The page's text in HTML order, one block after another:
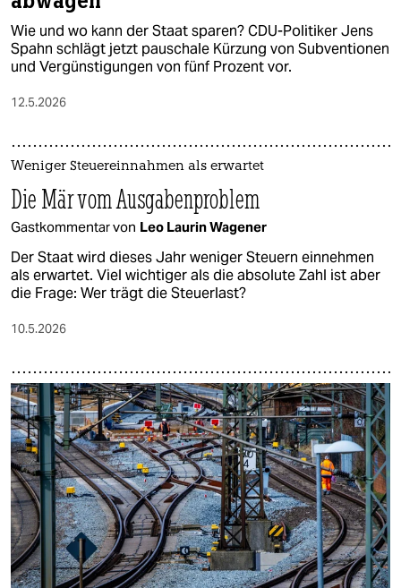
Wie und wo kann der Staat sparen? CDU-Politiker Jens
Spahn schlägt jetzt pauschale Kürzung von Subventionen
und Vergünstigungen von fünf Prozent vor.
12.5.2026
Weniger Steuereinnahmen als erwartet
Die Mär vom Ausgabenproblem
Gastkommentar von Leo Laurin Wagener
Der Staat wird dieses Jahr weniger Steuern einnehmen
als erwartet. Viel wichtiger als die absolute Zahl ist aber
die Frage: Wer trägt die Steuerlast?
10.5.2026